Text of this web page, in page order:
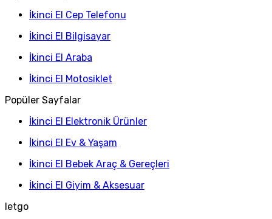
İkinci El Cep Telefonu
İkinci El Bilgisayar
İkinci El Araba
İkinci El Motosiklet
Popüler Sayfalar
İkinci El Elektronik Ürünler
İkinci El Ev & Yaşam
İkinci El Bebek Araç & Gereçleri
İkinci El Giyim & Aksesuar
letgo